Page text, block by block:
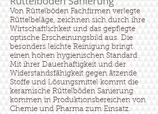
Von Rüttelböden Fachfirmen verlegte
Rüttelbeläge, zeichnen sich durch ihre
Wirtschaftlichkeit und das gepflegte
optische Erscheinungsbild aus. Die
besonders leichte Reinigung bringt
einen hohen hygienischen Standard.
Mit ihrer Dauerhaftigkeit und der
Widerstandsfähigkeit gegen ätzende
Stoffe und Lösungsmittel kommt die
keramische Rüttelböden Sanierung
kommen in Produktionsbereichen von
Chemie und Pharma zum Einsatz.